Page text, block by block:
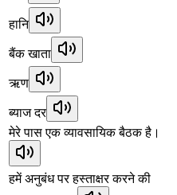
हानि
बैंक खाता
ऋण
ब्याज दर
मेरे पास एक व्यावसायिक बैठक है।
हमें अनुबंध पर हस्ताक्षर करने की